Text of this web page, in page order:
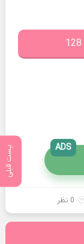
پست قبلی ADS
0 نظر